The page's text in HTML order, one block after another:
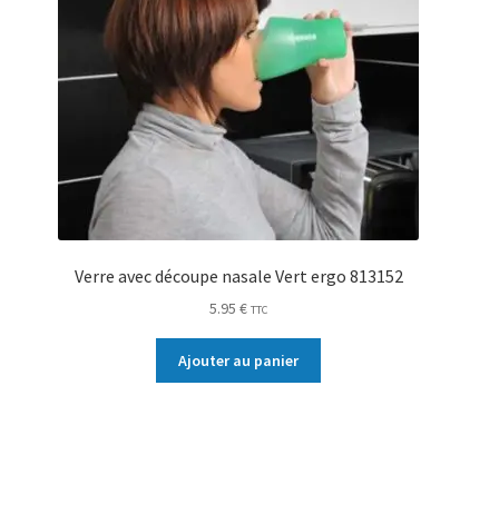
Verre avec découpe nasale Vert ergo 813152
5.95 € TTC
Ajouter au panier